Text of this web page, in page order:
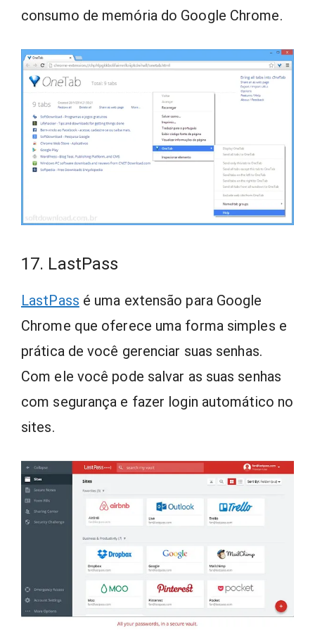
consumo de memória do Google Chrome.
17. LastPass
LastPass é uma extensão para Google
Chrome que oferece uma forma simples e
prática de você gerenciar suas senhas.
Com ele você pode salvar as suas senhas
com segurança e fazer login automático no
sites.